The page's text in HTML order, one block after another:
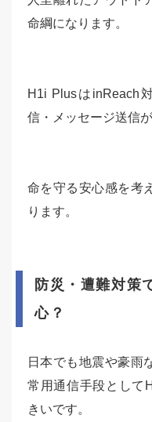
命綱になります。
H1i PlusはinReach
信・メッセージ送信が
命を守る安心感を考
ります。
防災・遭難対策
心？
日本でも地震や豪雨
常用通信手段として
きいです。